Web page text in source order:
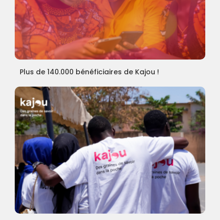
Plus de 140.000 bénéficiaires de Kajou !